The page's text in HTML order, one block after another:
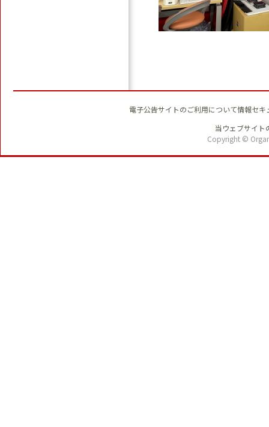
電子公告サイトのご利用について情報セキ
当ウェブサイト
Copyright ©